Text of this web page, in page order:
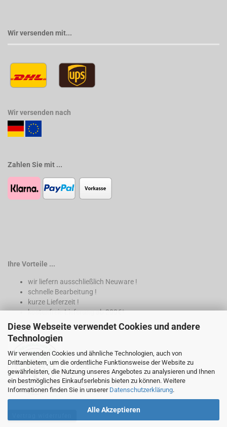
Diese Webseite verwendet Cookies und andere
Technologien
Wir verwenden Cookies und ähnliche Technologien, auch von
Drittanbietern, um die ordentliche Funktionsweise der Website zu
gewährleisten, die Nutzung unseres Angebotes zu analysieren und Ihnen
ein bestmögliches Einkaufserlebnis bieten zu können. Weitere
Informationen finden Sie in unserer Datenschutzerklärung.
Alle Akzeptieren
Wir versenden mit...
Wir versenden nach
Zahlen Sie mit ...
Ihre Vorteile ...
wir liefern ausschließlich Neuware !
schnelle Bearbeitung !
kurze Lieferzeit !
kostenfreie Lieferung ab 200€*
* nur innerhalb Deutschland